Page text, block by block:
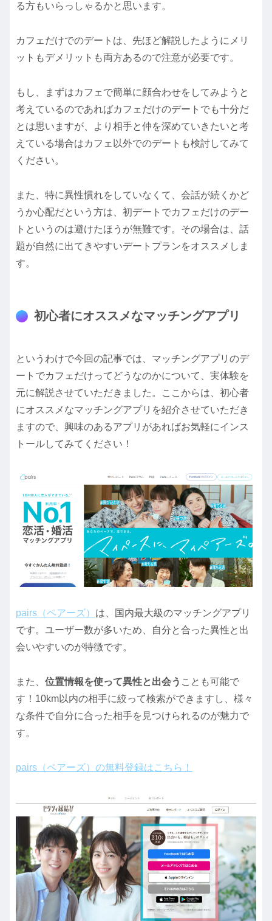
る方もいらっしゃるかと思います。
カフェだけでのデートは、先ほど解説したようにメリ
ットもデメリットも両方あるので注意が必要です。
もし、まずはカフェで簡単に顔合わせをしてみようと
考えているのであればカフェだけのデートでも十分だ
とは思いますが、より相手と仲を深めていきたいと考
えている場合はカフェ以外でのデートも検討してみて
ください。
また、特に異性慣れをしていなくて、会話が続くかど
うか心配だという方は、初デートでカフェだけのデー
トというのは避けたほうが無難です。その場合は、話
題が自然に出てきやすいデートプランをオススメしま
す。
初心者にオススメなマッチングアプリ
というわけで今回の記事では、マッチングアプリのデ
ートでカフェだけってどうなのかについて、実体験を
元に解説させていただきました。ここからは、初心者
にオススメなマッチングアプリを紹介させていただき
ますので、興味のあるアプリがあればお気軽にインス
トールしてみてください！
pairs（ペアーズ） は、国内最大級のマッチングアプリ
です。ユーザー数が多いため、自分と合った異性と出
会いやすいのが特徴です。
また、 位置情報を使って異性と出会う ことも可能で
す！10km以内の相手に絞って検索ができますし、様々
な条件で自分に合った相手を見つけられるのが魅力で
す。
pairs（ペアーズ）の無料登録はこちら！